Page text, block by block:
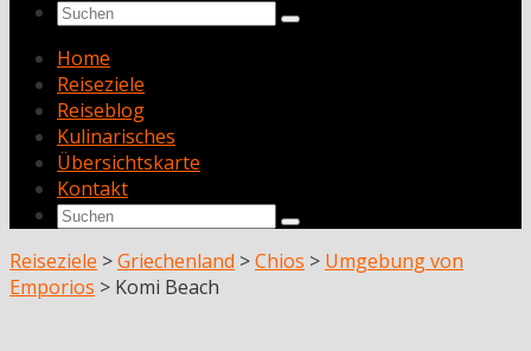
Home
Reiseziele
Reiseblog
Kulinarisches
Übersichtskarte
Kontakt
Reiseziele >Griechenland >Chios > Umgebung von
Emporios > Komi Beach